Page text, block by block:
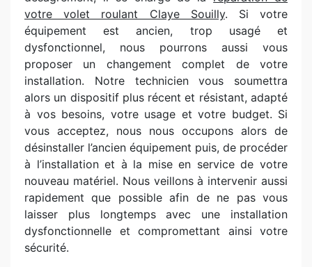
votre volet roulant Claye Souilly. Si votre
équipement est ancien, trop usagé et
dysfonctionnel, nous pourrons aussi vous
proposer un changement complet de votre
installation. Notre technicien vous soumettra
alors un dispositif plus récent et résistant, adapté
à vos besoins, votre usage et votre budget. Si
vous acceptez, nous nous occupons alors de
désinstaller l’ancien équipement puis, de procéder
à l’installation et à la mise en service de votre
nouveau matériel. Nous veillons à intervenir aussi
rapidement que possible afin de ne pas vous
laisser plus longtemps avec une installation
dysfonctionnelle et compromettant ainsi votre
sécurité.